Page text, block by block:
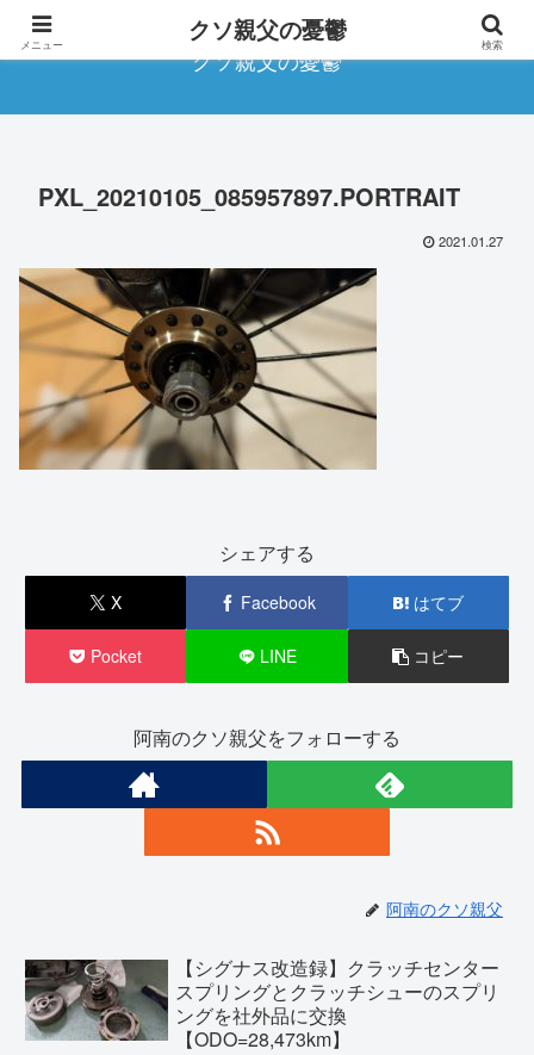
クソ親父の憂鬱
PXL_20210105_085957897.PORTRAIT
2021.01.27
シェアする
X Facebook はてブ
Pocket LINE コピー
阿南のクソ親父をフォローする
阿南のクソ親父
【シグナス改造録】クラッチセンター
スプリングとクラッチシューのスプリ
ングを社外品に交換
【ODO=28,473km】
メニュー クソ親父の憂鬱 検索